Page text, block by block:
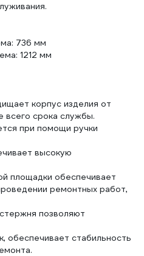
736 мм
1212 мм
корпус изделия от
всего срока службы.
при помощи ручки
высокую
площадки обеспечивает
ремонтных работ,
позволяют
обеспечивает стабильность